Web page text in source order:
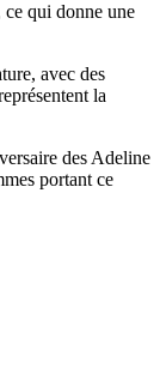
qui donne une
avec des
la
des Adeline
portant ce